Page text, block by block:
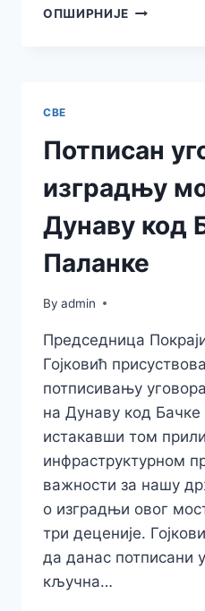
ОПШИРНИЈЕ ПОЧИЊЕ
СВЕ
Потписан
изградњу
Дунаву код
Паланке
By admin
Председница
Гојковић
потписивању
на Дунаву код Бачке
истакавши том
инфраструктурном
важности за нашу
о изградњи овог
три деценије.
да данас потписани
кључна…